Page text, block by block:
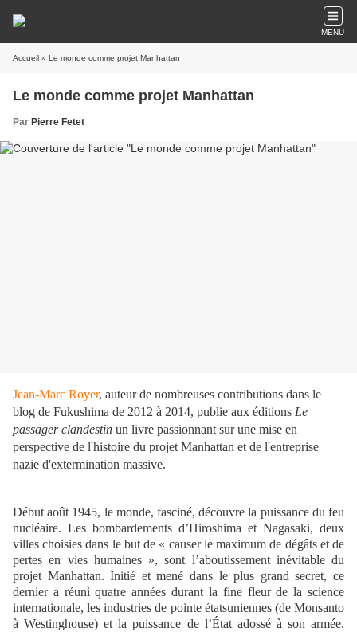
MENU
Accueil » Le monde comme projet Manhattan
Le monde comme projet Manhattan
Par Pierre Fetet
Jean-Marc Royer, auteur de nombreuses contributions dans le
blog de Fukushima de 2012 à 2014, publie aux éditions Le
passager clandestin un livre passionnant sur une mise en
perspective de l'histoire du projet Manhattan et de l'entreprise
nazie d'extermination massive.
Début août 1945, le monde, fasciné, découvre la puissance du feu
nucléaire. Les bombardements d’Hiroshima et Nagasaki, deux
villes choisies dans le but de « causer le maximum de dégâts et de
pertes en vies humaines », sont l’aboutissement inévitable du
projet Manhattan. Initié et mené dans le plus grand secret, ce
dernier a réuni quatre années durant la fine fleur de la science
internationale, les industries de pointe étatsuniennes (de Monsanto
à Westinghouse) et la puissance de l’État adossé à son armée.